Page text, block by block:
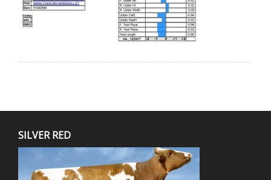
SILVER RED